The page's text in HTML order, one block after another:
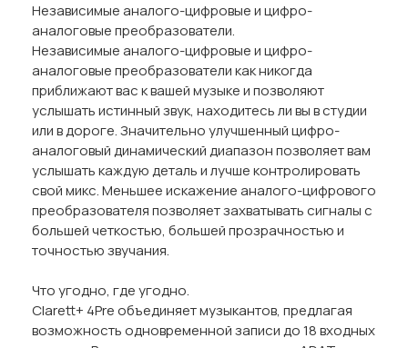
Независимые аналого-цифровые и цифро-
аналоговые преобразователи.
Независимые аналого-цифровые и цифро-
аналоговые преобразователи как никогда
приближают вас к вашей музыке и позволяют
услышать истинный звук, находитесь ли вы в студии
или в дороге. Значительно улучшенный цифро-
аналоговый динамический диапазон позволяет вам
услышать каждую деталь и лучше контролировать
свой микс. Меньшее искажение аналого-цифрового
преобразователя позволяет захватывать сигналы с
большей четкостью, большей прозрачностью и
точностью звучания.
Что угодно, где угодно.
Clarett+ 4Pre объединяет музыкантов, предлагая
возможность одновременной записи до 18 входных